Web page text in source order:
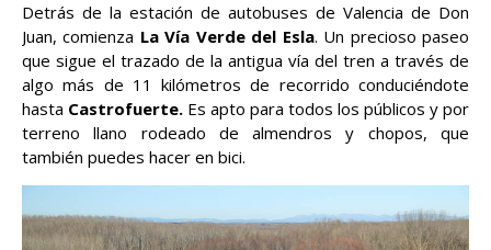
Detrás de la estación de autobuses de Valencia de Don
Juan, comienza La Vía Verde del Esla. Un precioso paseo
que sigue el trazado de la antigua vía del tren a través de
algo más de 11 kilómetros de recorrido conduciéndote
hasta Castrofuerte. Es apto para todos los públicos y por
terreno llano rodeado de almendros y chopos, que
también puedes hacer en bici.